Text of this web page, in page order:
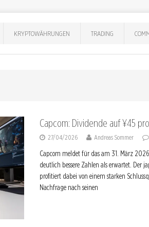
KRYPTOWÄHRUNGEN TRADING
Capcom: Dividende auf ¥45
27/04/2026 Andreas Sommer
Capcom meldet für das am 31. März
deutlich bessere Zahlen als erwartet. Der
profitiert dabei von einem starken
Nachfrage nach seinen